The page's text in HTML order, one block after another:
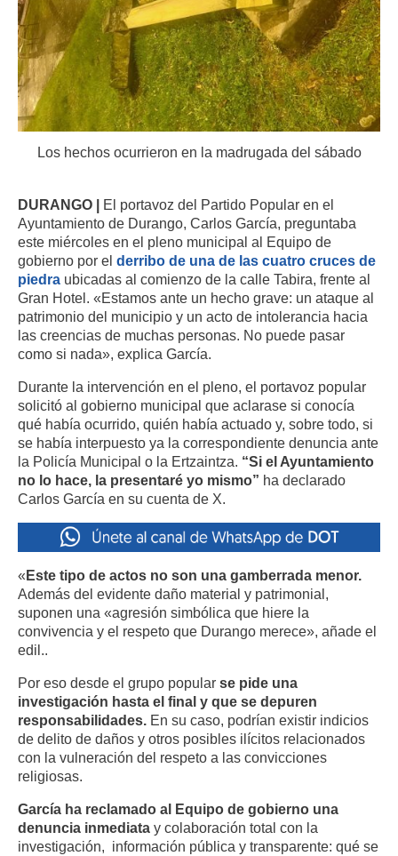
Los hechos ocurrieron en la madrugada del sábado
DURANGO | El portavoz del Partido Popular en el
Ayuntamiento de Durango, Carlos García, preguntaba
este miércoles en el pleno municipal al Equipo de
gobierno por el derribo de una de las cuatro cruces de
piedra ubicadas al comienzo de la calle Tabira, frente al
Gran Hotel. «Estamos ante un hecho grave: un ataque al
patrimonio del municipio y un acto de intolerancia hacia
las creencias de muchas personas. No puede pasar
como si nada», explica García.
Durante la intervención en el pleno, el portavoz popular
solicitó al gobierno municipal que aclarase si conocía
qué había ocurrido, quién había actuado y, sobre todo, si
se había interpuesto ya la correspondiente denuncia ante
la Policía Municipal o la Ertzaintza. “Si el Ayuntamiento
no lo hace, la presentaré yo mismo” ha declarado
Carlos García en su cuenta de X.
«Este tipo de actos no son una gamberrada menor.
Además del evidente daño material y patrimonial,
suponen una «agresión simbólica que hiere la
convivencia y el respeto que Durango merece», añade el
edil..
Por eso desde el grupo popular se pide una
investigación hasta el final y que se depuren
responsabilidades. En su caso, podrían existir indicios
de delito de daños y otros posibles ilícitos relacionados
con la vulneración del respeto a las convicciones
religiosas.
García ha reclamado al Equipo de gobierno una
denuncia inmediata y colaboración total con la
investigación, información pública y transparente: qué se